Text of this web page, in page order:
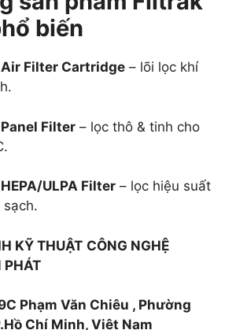
biến
Filter Cartridge – lõi lọc khí
Filter – lọc thô & tinh cho
ULPA Filter – lọc hiệu suất
sạch.
KỸ THUẬT CÔNG NGHỆ
PHÁT
Phạm Văn Chiêu , Phường
Chí Minh, Việt Nam